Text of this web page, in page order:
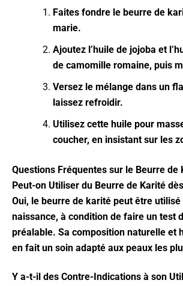
Faites fondre le beurre de
marie.
Ajoutez l’huile de jojoba et
de camomille romaine, puis
Versez le mélange dans un
laissez refroidir.
Utilisez cette huile pour
coucher, en insistant sur les
Questions Fréquentes sur le Beurre de
Peut-on Utiliser du Beurre de Karité
Oui, le beurre de karité peut être utilisé
naissance, à condition de faire un test
préalable. Sa composition naturelle et
en fait un soin adapté aux peaux les
Y a-t-il des Contre-Indications à son